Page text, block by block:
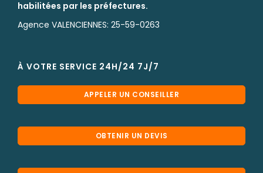
habilitées par les préfectures.
Agence VALENCIENNES: 25-59-0263
À VOTRE SERVICE 24H/24 7J/7
APPELER UN CONSEILLER
OBTENIR UN DEVIS